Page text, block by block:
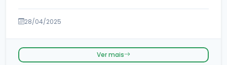
28/04/2025
Ver mais